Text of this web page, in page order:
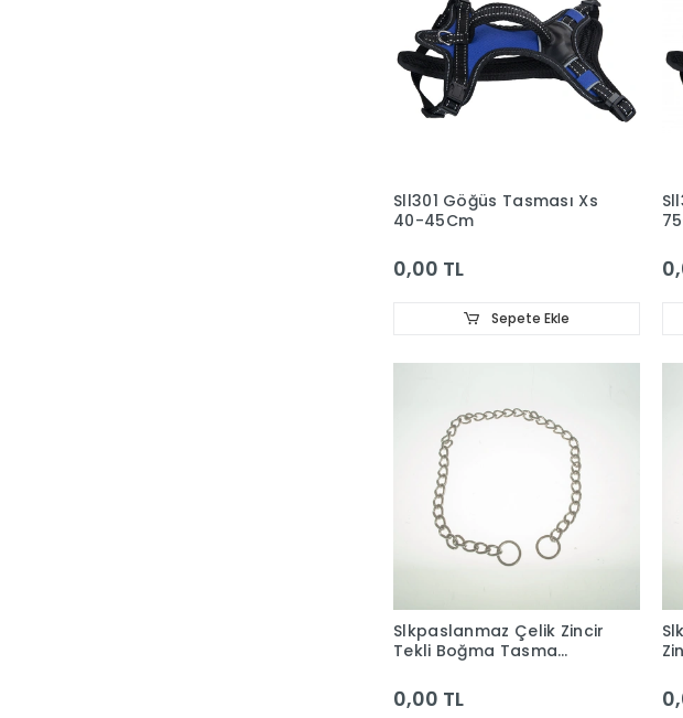
Sll301 Göğüs Tasması Xs
40-45Cm
0,00 TL
Sepete Ekle
Slkpaslanmaz Çelik Zincir
Tekli Boğma Tasma
0,00 TL